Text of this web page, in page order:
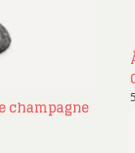
champagne